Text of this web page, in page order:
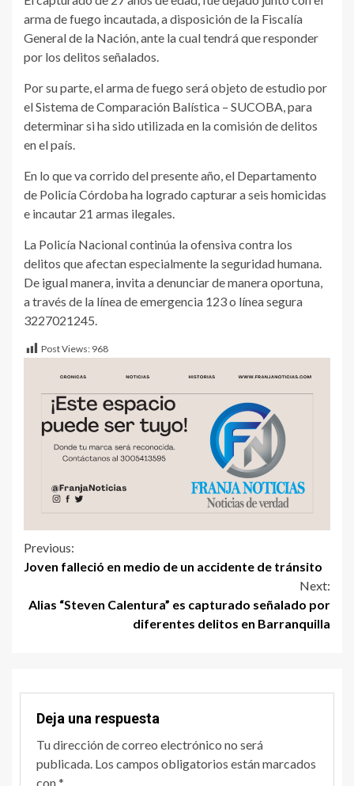
arma de fuego incautada, a disposición de la Fiscalía
General de la Nación, ante la cual tendrá que responder
por los delitos señalados.
Por su parte, el arma de fuego será objeto de estudio por
el Sistema de Comparación Balística – SUCOBA, para
determinar si ha sido utilizada en la comisión de delitos
en el país.
En lo que va corrido del presente año, el Departamento
de Policía Córdoba ha logrado capturar a seis homicidas
e incautar 21 armas ilegales.
La Policía Nacional continúa la ofensiva contra los
delitos que afectan especialmente la seguridad humana.
De igual manera, invita a denunciar de manera oportuna,
a través de la línea de emergencia 123 o línea segura
3227021245.
Post Views: 968
Previous:
Joven falleció en medio de un accidente de tránsito
Next:
Alias “Steven Calentura” es capturado señalado por
diferentes delitos en Barranquilla
Deja una respuesta
Tu dirección de correo electrónico no será
publicada. Los campos obligatorios están marcados
con*